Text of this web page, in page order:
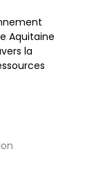
Aquitaine
la